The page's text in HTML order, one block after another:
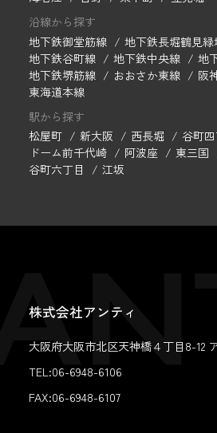
沿線から探す
地下鉄御堂筋線
地下鉄長堀鶴見緑
地下鉄谷町線
地下鉄中央線
地
地下鉄堺筋線
おおさか東線
阪
東海道本線
駅から探す
松屋町
新大阪 西長堀
谷町
ドーム前千代崎
阿波座 東三国
谷町六丁目
江坂
株式会社アンティ
大阪府大阪市北区天神橋４丁目8-12
TEL:06-6948-6106
FAX:06-6948-6107